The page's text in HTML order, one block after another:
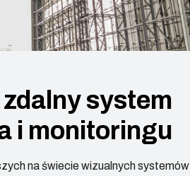
zdalny system
i monitoringu
na świecie wizualnych systemów